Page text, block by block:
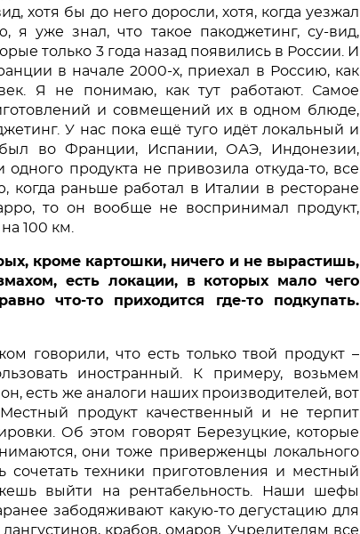
хотя бы до него доросли, хотя, когда уезжал
я уже знал, что такое пакоджетинг, су-вид,
только 3 года назад появились в России. И
в начале 2000-х, приехал в Россию, как
Я не понимаю, как тут работают. Самое
и совмещений их в одном блюде,
У нас пока ещё туго идёт локальный и
во Франции, Испании, ОАЭ, Индонезии,
продукта не привозила откуда-то, все
когда раньше работал в Италии в ресторане
то он вообще не воспринимал продукт,
100 км.
кроме картошки, ничего и не вырастишь,
есть локации, в которых мало чего
что-то приходится где-то подкупать.
говорили, что есть только твой продукт –
иностранный. К примеру, возьмем
есть же аналоги наших производителей, вот
продукт качественный и не терпит
Об этом говорят Березуцкие, которые
они тоже приверженцы локального
сочетать техники приготовления и местный
выйти на рентабельность. Наши шефы
забодяживают какую-то дегустацию для
крабов, омаров. Учредителям все